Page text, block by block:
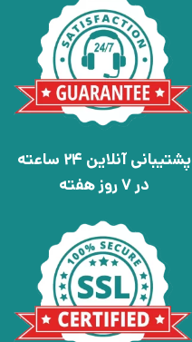
پشتیبانی آنلاین 24 ساعته
در 7 روز هفته